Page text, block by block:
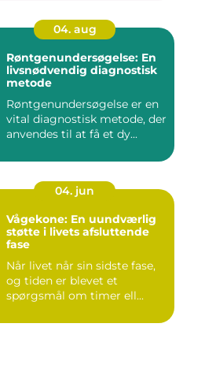
04. aug
Røntgenundersøgelse: En
livsnødvendig diagnostisk
metode
Røntgenundersøgelse er en
vital diagnostisk metode, der
anvendes til at få et dy...
04. jun
Vågekone: En uundværlig
støtte i livets afsluttende
fase
Når livet når sin sidste fase,
og tiden er blevet et
spørgsmål om timer ell...